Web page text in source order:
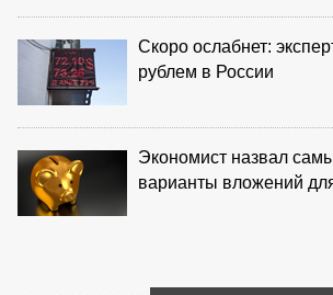
Скоро ослабнет:
рублем в России
Экономист назвал
варианты вложений